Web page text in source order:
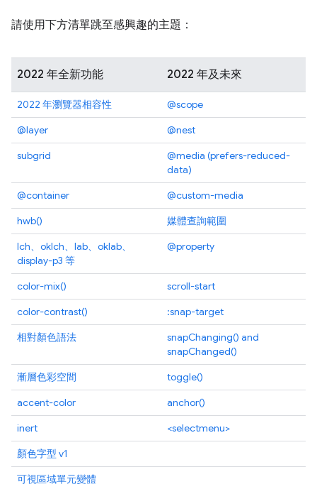
請使用下方清單跳至感興趣的主題：
2022 年全新功能 2022 年及未來
2022 年瀏覽器相容性
@scope
@layer
@nest
subgrid
@media (prefers-reduced-
data)
@container
@custom-media
hwb()
媒體查詢範圍
lch、oklch、lab、oklab、
display-p3 等
@property
color-mix()
scroll-start
color-contrast()
:snap-target
相對顏色語法
snapChanging() and
snapChanged()
漸層色彩空間
toggle()
accent-color
anchor()
inert
<selectmenu>
顏色字型 v1
可視區域單元變體